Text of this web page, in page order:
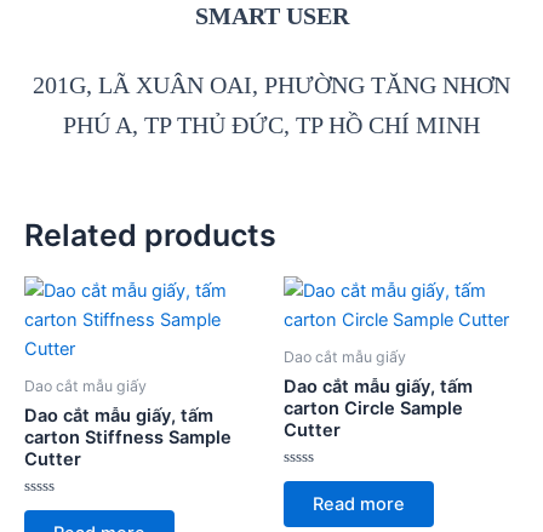
SMART USER
201G, LÃ XUÂN OAI, PHƯỜNG TĂNG NHƠN
PHÚ A, TP THỦ ĐỨC, TP HỒ CHÍ MINH
Related products
Dao cắt mẫu giấy
Dao cắt mẫu giấy, tấm
carton Stiffness Sample
Cutter
Rated
Dao cắt mẫu giấy
Dao cắt mẫu giấy, tấm
carton Circle Sample
Cutter
Rated
of
Read more